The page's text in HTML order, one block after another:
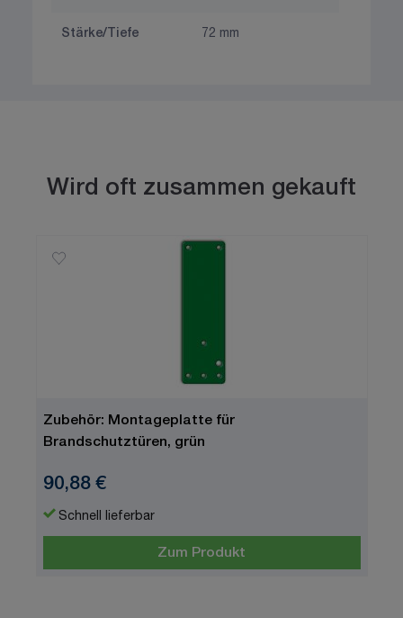
Stärke/Tiefe 72 mm
Wird oft zusammen gekauft
Zubehör: Montageplatte für
Brandschutztüren, grün
90,88 €
Schnell lieferbar
Zum Produkt